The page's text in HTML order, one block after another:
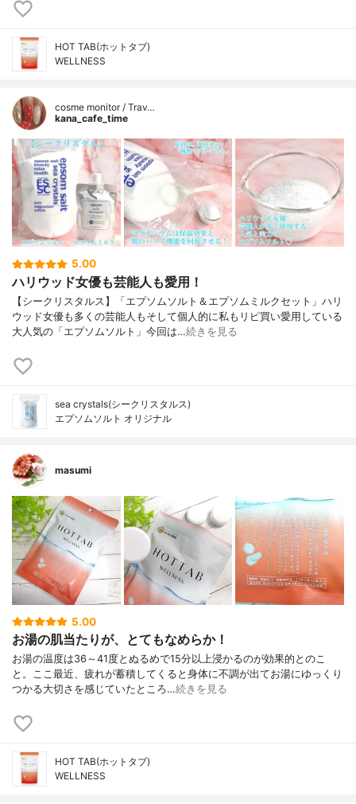
HOT TAB(ホットタブ)
WELLNESS
cosme monitor / Trav…
kana_cafe_time
5.00
ハリウッド女優も芸能人も愛用！
【シークリスタルス】「エプソムソルト＆エプソムミルクセット」ハリ
ウッド女優も多くの芸能人もそして個人的に私もリピ買い愛用している
大人気の「エプソムソルト」今回は…続きを見る
sea crystals(シークリスタルス)
エプソムソルト オリジナル
masumi
5.00
お湯の肌当たりが、とてもなめらか！
お湯の温度は36～41度とぬるめで15分以上浸かるのが効果的とのこ
と。ここ最近、疲れが蓄積してくると身体に不調が出てお湯にゆっくり
つかる大切さを感じていたところ…続きを見る
HOT TAB(ホットタブ)
WELLNESS